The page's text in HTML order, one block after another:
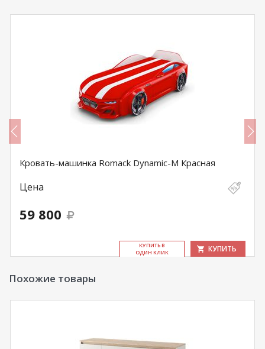
Кровать-машинка Romack Dynamic-M Красная
Цена
59 800
КУ­ПИТЬ В
ОДИН КЛИК
КУПИТЬ
Похожие товары